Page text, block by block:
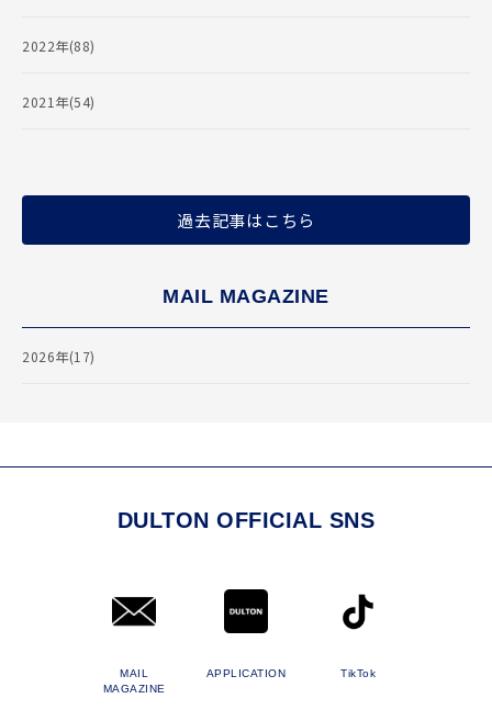
2022年(88)
2021年(54)
過去記事はこちら
MAIL MAGAZINE
2026年(17)
DULTON OFFICIAL SNS
MAIL
MAGAZINE
APPLICATION TikTok